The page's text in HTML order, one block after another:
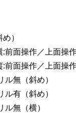
）
:前面操作／上面操作
:前面操作／上面操作
ル無（斜め）
ル有（斜め）
ル無（横）